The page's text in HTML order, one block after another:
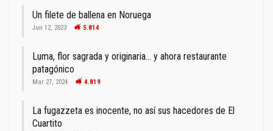
Un filete de ballena en Noruega
Jun 12, 2023 5.814
Luma, flor sagrada y originaria… y ahora restaurante
patagónico
Mar 27, 2024 4.819
La fugazzeta es inocente, no así sus hacedores de El
Cuartito